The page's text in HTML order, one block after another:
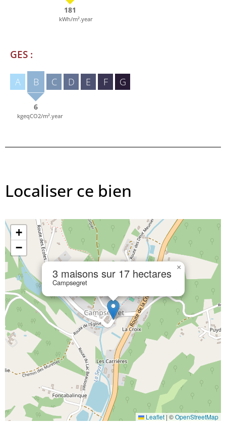
181
kWh/m².year
GES :
A B
6
kgeqCO2/m².year
C D E F G
Localiser ce bien
3 maisons sur 17 hectares
Campsegret
×
+
−
Leaflet | ©OpenStreetMap